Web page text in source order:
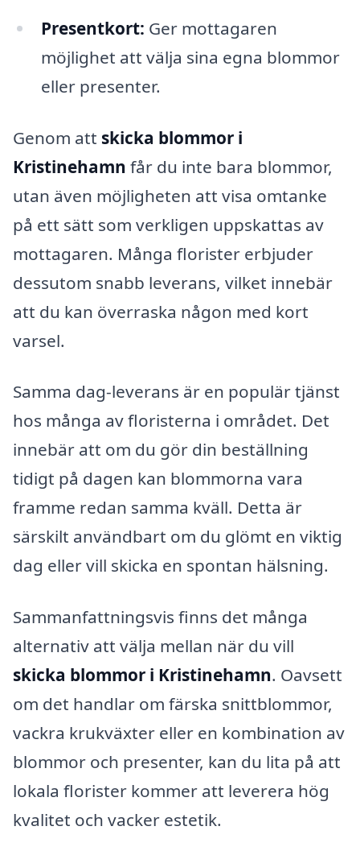
Presentkort: Ger mottagaren
möjlighet att välja sina egna blommor
eller presenter.
Genom att skicka blommor i
Kristinehamn får du inte bara blommor,
utan även möjligheten att visa omtanke
på ett sätt som verkligen uppskattas av
mottagaren. Många florister erbjuder
dessutom snabb leverans, vilket innebär
att du kan överraska någon med kort
varsel.
Samma dag-leverans är en populär tjänst
hos många av floristerna i området. Det
innebär att om du gör din beställning
tidigt på dagen kan blommorna vara
framme redan samma kväll. Detta är
särskilt användbart om du glömt en viktig
dag eller vill skicka en spontan hälsning.
Sammanfattningsvis finns det många
alternativ att välja mellan när du vill
skicka blommor i Kristinehamn. Oavsett
om det handlar om färska snittblommor,
vackra krukväxter eller en kombination av
blommor och presenter, kan du lita på att
lokala florister kommer att leverera hög
kvalitet och vacker estetik.